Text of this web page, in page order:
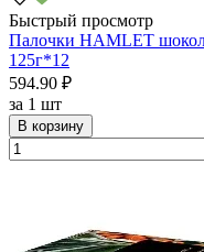
Быстрый просмотр
Палочки HAMLET
125г*12
594.90 ₽
за 1 шт
В корзину